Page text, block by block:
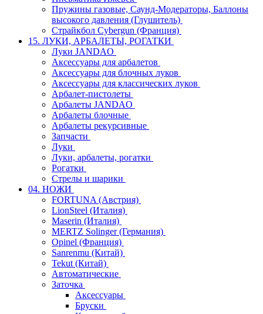
Пружины газовые, Саунд-Модераторы, Баллоны
высокого давления (Глушитель)
Страйкбол Cybergun (Франция)
15. ЛУКИ, АРБАЛЕТЫ, РОГАТКИ
Луки JANDAO
Аксессуары для арбалетов
Аксессуары для блочных луков
Аксессуары для классических луков
Арбалет-пистолеты
Арбалеты JANDAO
Арбалеты блочные
Арбалеты рекурсивные
Запчасти
Луки
Луки, арбалеты, рогатки
Рогатки
Стрелы и шарики
04. НОЖИ
FORTUNA (Австрия)
LionSteel (Италия)
Maserin (Италия)
MERTZ Solinger (Германия)
Opinel (Франция)
Sanrenmu (Китай)
Tekut (Китай)
Автоматические
Заточка
Аксессуары
Бруски